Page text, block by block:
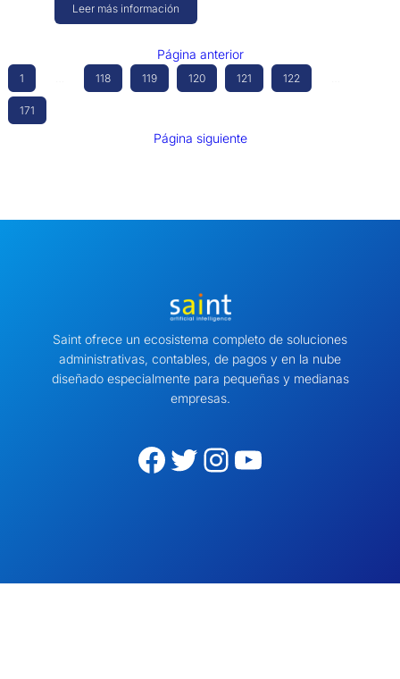
Leer más información
Página anterior
1 118 119 120 121 122
171
Página siguiente
Saint ofrece un ecosistema completo de soluciones
administrativas, contables, de pagos y en la nube
diseñado especialmente para pequeñas y medianas
empresas.
Facebook Twitter Instagram YouTube